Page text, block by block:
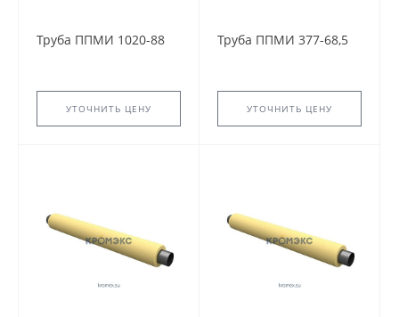
Труба ППМИ 1020-88
УТОЧНИТЬ ЦЕНУ
Труба ППМИ 377-68,5
УТОЧНИТЬ ЦЕНУ